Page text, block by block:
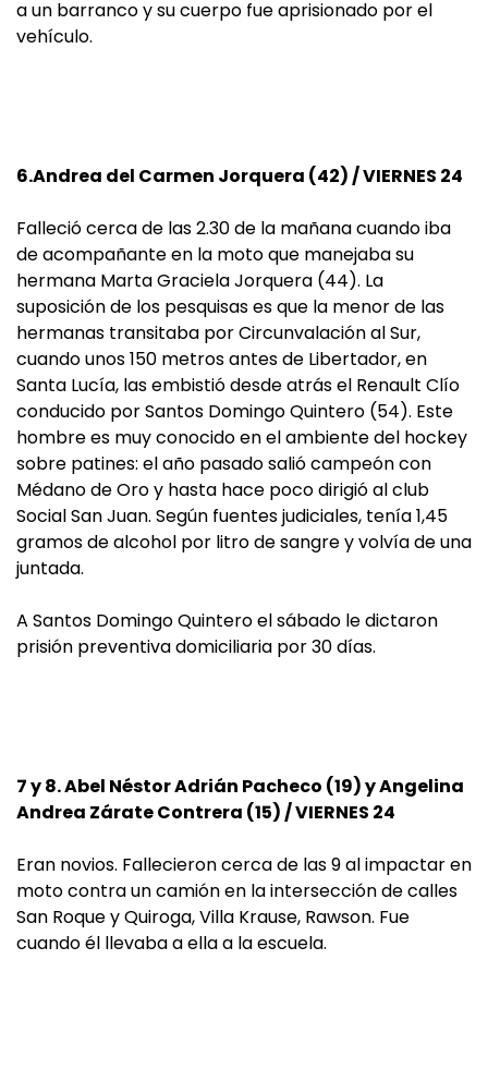
a un barranco y su cuerpo fue aprisionado por el
vehículo.
6.Andrea del Carmen Jorquera (42) / VIERNES 24
Falleció cerca de las 2.30 de la mañana cuando iba
de acompañante en la moto que manejaba su
hermana Marta Graciela Jorquera (44). La
suposición de los pesquisas es que la menor de las
hermanas transitaba por Circunvalación al Sur,
cuando unos 150 metros antes de Libertador, en
Santa Lucía, las embistió desde atrás el Renault Clío
conducido por Santos Domingo Quintero (54). Este
hombre es muy conocido en el ambiente del hockey
sobre patines: el año pasado salió campeón con
Médano de Oro y hasta hace poco dirigió al club
Social San Juan. Según fuentes judiciales, tenía 1,45
gramos de alcohol por litro de sangre y volvía de una
juntada.
A Santos Domingo Quintero el sábado le dictaron
prisión preventiva domiciliaria por 30 días.
7 y 8. Abel Néstor Adrián Pacheco (19) y Angelina
Andrea Zárate Contrera (15) / VIERNES 24
Eran novios. Fallecieron cerca de las 9 al impactar en
moto contra un camión en la intersección de calles
San Roque y Quiroga, Villa Krause, Rawson. Fue
cuando él llevaba a ella a la escuela.